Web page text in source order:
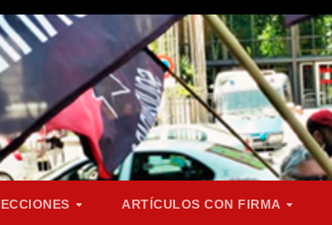
ARTÍCULOS CON FIRMA